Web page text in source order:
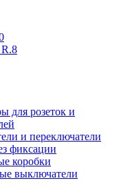
для розеток и
и переключатели
фиксации
коробки
выключатели